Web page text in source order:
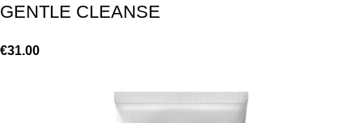
GENTLE CLEANSE
€31.00